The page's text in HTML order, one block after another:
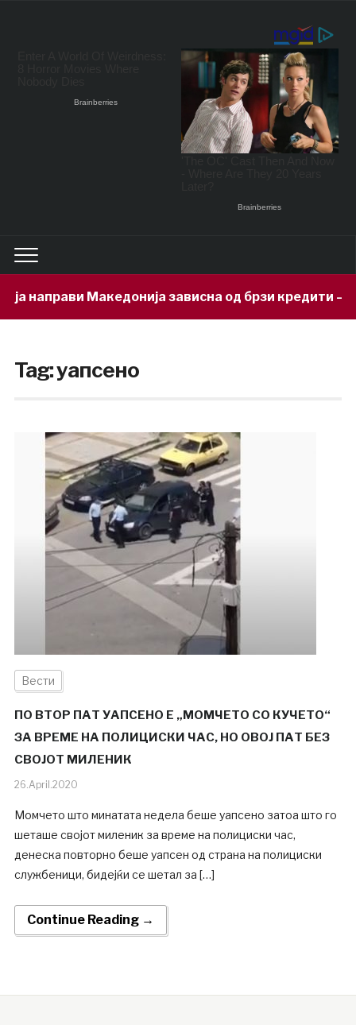
направи Македонија зависна од брзи кредити –
Tag:уапсено
Вести
ПО ВТОР ПАТ УАПСЕНО Е „МОМЧЕТО СО КУЧЕТО“
ЗА ВРЕМЕ НА ПОЛИЦИСКИ ЧАС, НО ОВОЈ ПАТ БЕЗ
СВОЈОТ МИЛЕНИК
26.April.2020
Момчето што минатата недела беше уапсено затоа што го
шеташе својот миленик за време на полициски час,
денеска повторно беше уапсен од страна на полициски
службеници, бидејќи се шетал за […]
Continue Reading →